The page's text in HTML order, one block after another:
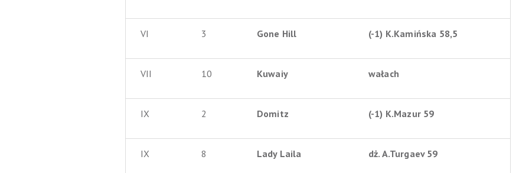
VI 3 Gone Hill (-1) K.Kamińska 58,5
VII 10 Kuwaiy wałach
IX 2 Domitz (-1) K.Mazur 59
IX 8 Lady Laila dż. A.Turgaev 59